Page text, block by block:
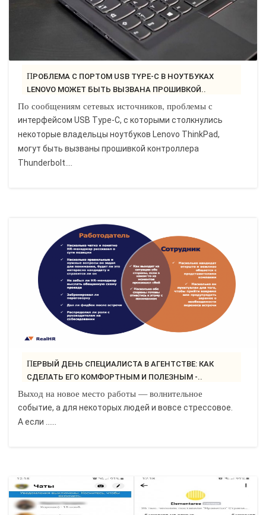
ПРОБЛЕМА С ПОРТОМ USB TYPE-C В НОУТБУКАХ
LENOVO МОЖЕТ БЫТЬ ВЫЗВАНА ПРОШИВКОЙ..
По сообщениям сетевых источников, проблемы с
интерфейсом USB Type-C, с которыми столкнулись
некоторые владельцы ноутбуков Lenovo ThinkPad,
могут быть вызваны прошивкой контроллера
Thunderbolt....
ПЕРВЫЙ ДЕНЬ СПЕЦИАЛИСТА В АГЕНТСТВЕ: КАК
СДЕЛАТЬ ЕГО КОМФОРТНЫМ И ПОЛЕЗНЫМ -..
Выход на новое место работы — волнительное
событие, а для некоторых людей и вовсе стрессовое.
А если ......